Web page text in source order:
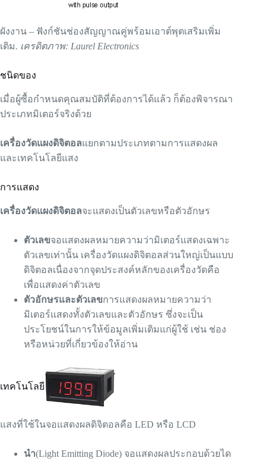
ผังงาน – ฟังก์ชันช่องสัญญาณคู่พร้อมเอาต์พุตเสริมเพิ่ม
เติม. เครดิตภาพ: Laurel Electronics
ชนิดของ
เมื่อผู้ซื้อกำหนดคุณสมบัติที่ต้องการได้แล้ว ก็ต้องพิจารณา
ประเภทมิเตอร์จริงด้วย
เครื่องวัดแผงดิจิตอลแยกตามประเภทตามการแสดงผล
และเทคโนโลยีแสง
การแสดง
เครื่องวัดแผงดิจิตอลจะแสดงเป็นตัวเลขหรือตัวอักษร
ตัวเลขจอแสดงผลหมายความว่ามิเตอร์แสดงเฉพาะ
ตัวเลขเท่านั้น เครื่องวัดแผงดิจิตอลส่วนใหญ่เป็นแบบ
ดิจิตอลเนื่องจากจุดประสงค์หลักของเครื่องวัดคือ
เพื่อแสดงค่าตัวเลข
ตัวอักษรและตัวเลขการแสดงผลหมายความว่า
มิเตอร์แสดงทั้งตัวเลขและตัวอักษร ซึ่งจะเป็น
ประโยชน์ในการให้ข้อมูลเพิ่มเติมแก่ผู้ใช้ เช่น ช่อง
หรือหน่วยที่เกี่ยวข้องให้อ่าน
เทคโนโลยี
แสงที่ใช้ในจอแสดงผลดิจิตอลคือ LED หรือ LCD
นำ(Light Emitting Diode) จอแสดงผลประกอบด้วยได